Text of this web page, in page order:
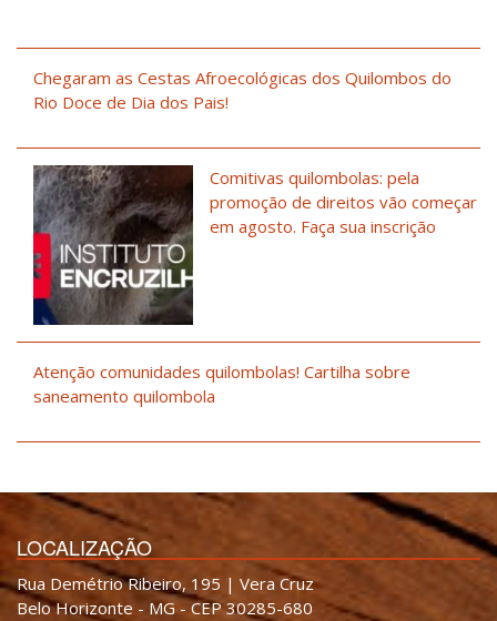
Chegaram as Cestas Afroecológicas dos Quilombos do
Rio Doce de Dia dos Pais!
Comitivas quilombolas: pela
promoção de direitos vão começar
em agosto. Faça sua inscrição
Atenção comunidades quilombolas! Cartilha sobre
saneamento quilombola
LOCALIZAÇÃO
Rua Demétrio Ribeiro, 195 | Vera Cruz
Belo Horizonte - MG - CEP 30285-680